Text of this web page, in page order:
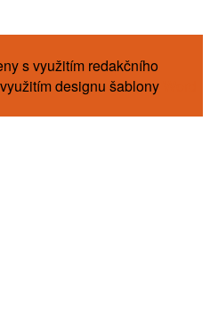
s využitím redakčního
designu šablony